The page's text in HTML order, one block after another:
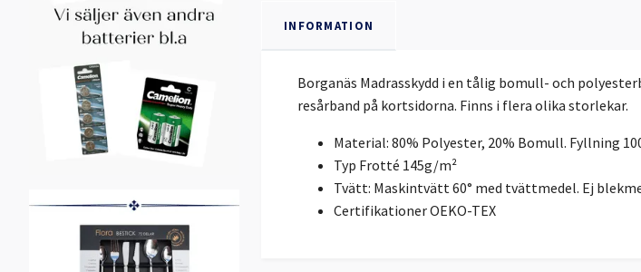
INFORMATION
Borganäs Madrasskydd i en tålig bomull- och
resårband på kortsidorna. Finns i flera olika storlekar.
Material: 80% Polyester, 20% Bomull. Fyllning
Typ Frotté 145g/m²
Tvätt: Maskintvätt 60° med tvättmedel. Ej
Certifikationer OEKO-TEX